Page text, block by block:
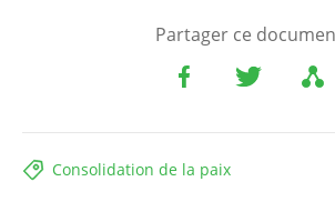
Partager ce
Consolidation de la paix